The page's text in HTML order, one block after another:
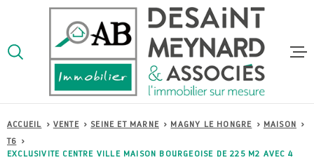
recherche
menu
principal
contenu
VENTES
ACCUEIL VENTE SEINE ET MARNE MAGNY LE HONGRE
MAISON
T6
EXCLUSIVITE CENTRE VILLE MAISON BOURGEOISE DE 225 M2 AVEC 4
VOTRE
RECHERCHE
TYPE